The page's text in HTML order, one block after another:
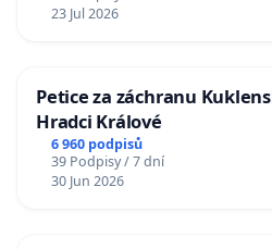
23 Jul 2026
Petice za záchranu
Hradci Králové
6 960 podpisů
39 Podpisy / 7 dní
30 Jun 2026